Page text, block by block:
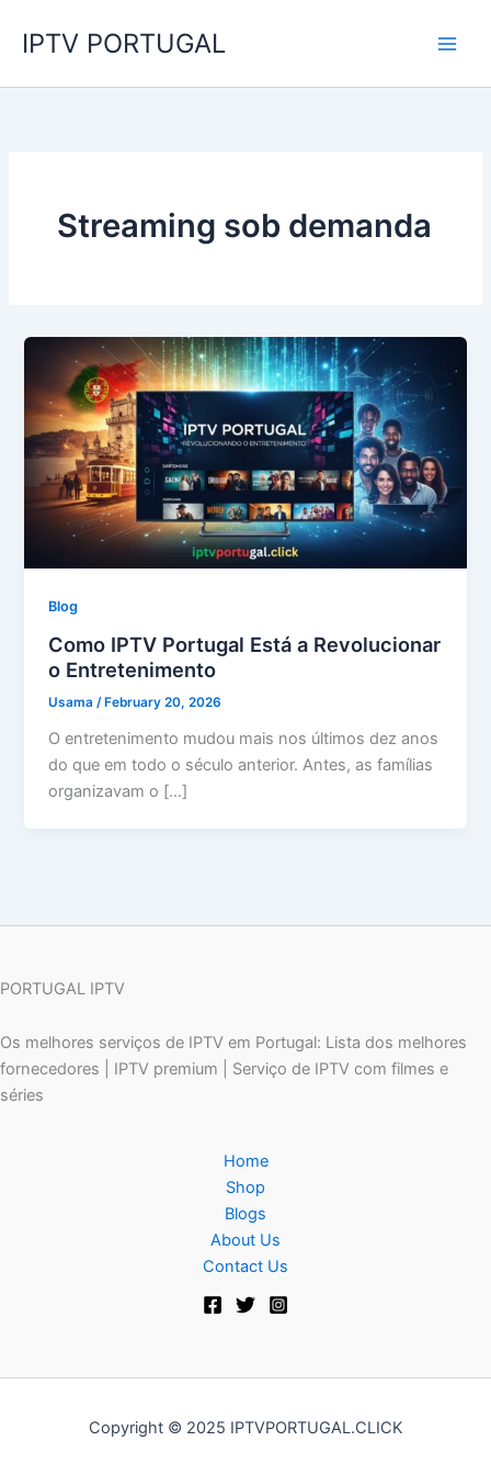
IPTV PORTUGAL
Streaming sob demanda
Blog
Como IPTV Portugal Está a Revolucionar
o Entretenimento
Usama/ February 20, 2026
O entretenimento mudou mais nos últimos dez anos
do que em todo o século anterior. Antes, as famílias
organizavam o […]
PORTUGAL IPTV
Os melhores serviços de IPTV em Portugal: Lista dos melhores
fornecedores | IPTV premium | Serviço de IPTV com filmes e
séries
Home
Shop
Blogs
About Us
Contact Us
Copyright © 2025 IPTVPORTUGAL.CLICK